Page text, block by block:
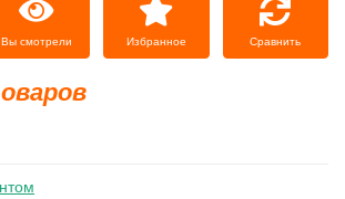
Вы смотрели Избранное Сравнить